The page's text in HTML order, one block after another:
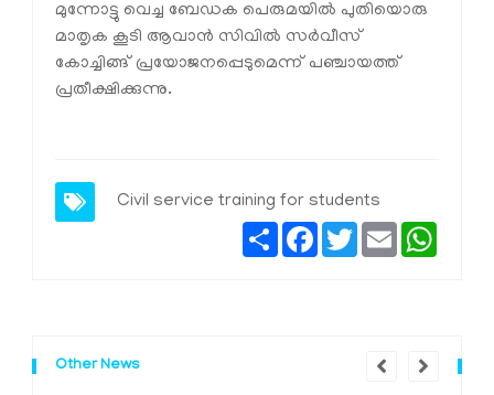
മുന്നോട്ടു വെച്ച ബേഡക പെരുമയില്‍ പുതിയൊരു
മാതൃക കൂടി ആവാന്‍ സിവില്‍ സര്‍വീസ്
കോച്ചിങ്ങ് പ്രയോജനപ്പെടുമെന്ന് പഞ്ചായത്ത്
പ്രതീക്ഷിക്കുന്നു.
Civil service training for students
ShareFacebook
TwitterEmail
Other News